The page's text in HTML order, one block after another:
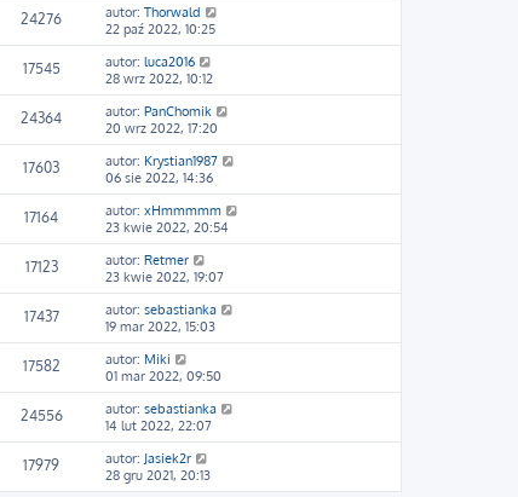
24276 autor: Thorwald
22 paź 2022, 10:25
17545 autor: luca2016
28 wrz 2022, 10:12
24364 autor: PanChomik
20 wrz 2022, 17:20
17603 autor: Krystian1987
06 sie 2022, 14:36
17164 autor: xHmmmmm
23 kwie 2022, 20:54
17123 autor: Retmer
23 kwie 2022, 19:07
17437 autor: sebastianka
19 mar 2022, 15:03
17582 autor: Miki
01 mar 2022, 09:50
24556 autor: sebastianka
14 lut 2022, 22:07
17979 autor: Jasiek2r
28 gru 2021, 20:13